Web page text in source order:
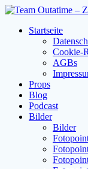
Zum
springenStartseite
Cookie-
AGBs
Props
Blog
Podcast
Bilder
Bilder